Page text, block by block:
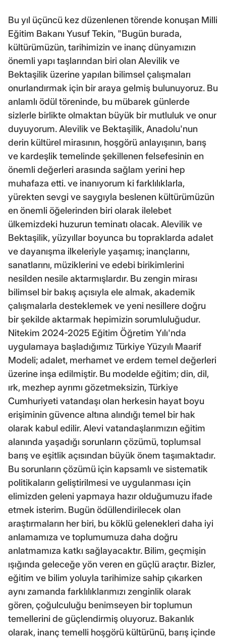
Bu yıl üçüncü kez düzenlenen törende konuşan Milli
Eğitim Bakanı Yusuf Tekin, "Bugün burada,
kültürümüzün, tarihimizin ve inanç dünyamızın
önemli yapı taşlarından biri olan Alevilik ve
Bektaşilik üzerine yapılan bilimsel çalışmaları
onurlandırmak için bir araya gelmiş bulunuyoruz. Bu
anlamlı ödül töreninde, bu mübarek günlerde
sizlerle birlikte olmaktan büyük bir mutluluk ve onur
duyuyorum. Alevilik ve Bektaşilik, Anadolu'nun
derin kültürel mirasının, hoşgörü anlayışının, barış
ve kardeşlik temelinde şekillenen felsefesinin en
önemli değerleri arasında sağlam yerini hep
muhafaza etti. ve inanıyorum ki farklılıklarla,
yürekten sevgi ve saygıyla beslenen kültürümüzün
en önemli öğelerinden biri olarak ilelebet
ülkemizdeki huzurun teminatı olacak. Alevilik ve
Bektaşilik, yüzyıllar boyunca bu topraklarda adalet
ve dayanışma ilkeleriyle yaşamış; inançlarını,
sanatlarını, müziklerini ve edebi birikimlerini
nesilden nesile aktarmışlardır. Bu zengin mirası
bilimsel bir bakış açısıyla ele almak, akademik
çalışmalarla desteklemek ve yeni nesillere doğru
bir şekilde aktarmak hepimizin sorumluluğudur.
Nitekim 2024-2025 Eğitim Öğretim Yılı'nda
uygulamaya başladığımız Türkiye Yüzyılı Maarif
Modeli; adalet, merhamet ve erdem temel değerleri
üzerine inşa edilmiştir. Bu modelde eğitim; din, dil,
ırk, mezhep ayrımı gözetmeksizin, Türkiye
Cumhuriyeti vatandaşı olan herkesin hayat boyu
erişiminin güvence altına alındığı temel bir hak
olarak kabul edilir. Alevi vatandaşlarımızın eğitim
alanında yaşadığı sorunların çözümü, toplumsal
barış ve eşitlik açısından büyük önem taşımaktadır.
Bu sorunların çözümü için kapsamlı ve sistematik
politikaların geliştirilmesi ve uygulanması için
elimizden geleni yapmaya hazır olduğumuzu ifade
etmek isterim. Bugün ödüllendirilecek olan
araştırmaların her biri, bu köklü gelenekleri daha iyi
anlamamıza ve toplumumuza daha doğru
anlatmamıza katkı sağlayacaktır. Bilim, geçmişin
ışığında geleceğe yön veren en güçlü araçtır. Bizler,
eğitim ve bilim yoluyla tarihimize sahip çıkarken
aynı zamanda farklılıklarımızı zenginlik olarak
gören, çoğulculuğu benimseyen bir toplumun
temellerini de güçlendirmiş oluyoruz. Bakanlık
olarak, inanç temelli hoşgörü kültürünü, barış içinde